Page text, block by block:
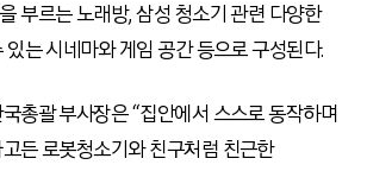
부르는 노래방, 삼성 청소기 관련 다양한
는 시네마와 게임 공간 등으로 구성된다.
총괄 부사장은 “집안에서 스스로 동작하며
든 로봇청소기와 친구처럼 친근한